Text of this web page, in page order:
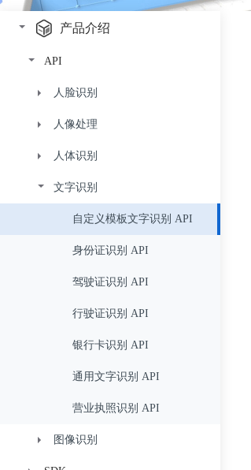
产品介绍
API
人脸识别
人脸检测 API
人脸分析 API
人脸比对 API
人脸搜索 API
人脸库管理 API 组
人脸库中的人脸管理 API 组
稠密关键点 API
皮肤分析-基础版 API
皮肤分析-高阶版 API
皮肤分析-专业版 API
面部特征分析 API
人像处理
人脸融合 API
人像美化 API
人脸美颜 API
人体识别
人体检测 API
人体骨骼点 API
人体抠像 API
手势识别 API
文字识别
自定义模板文字识别 API
身份证识别 API
驾驶证识别 API
行驶证识别 API
银行卡识别 API
通用文字识别 API
营业执照识别 API
图像识别